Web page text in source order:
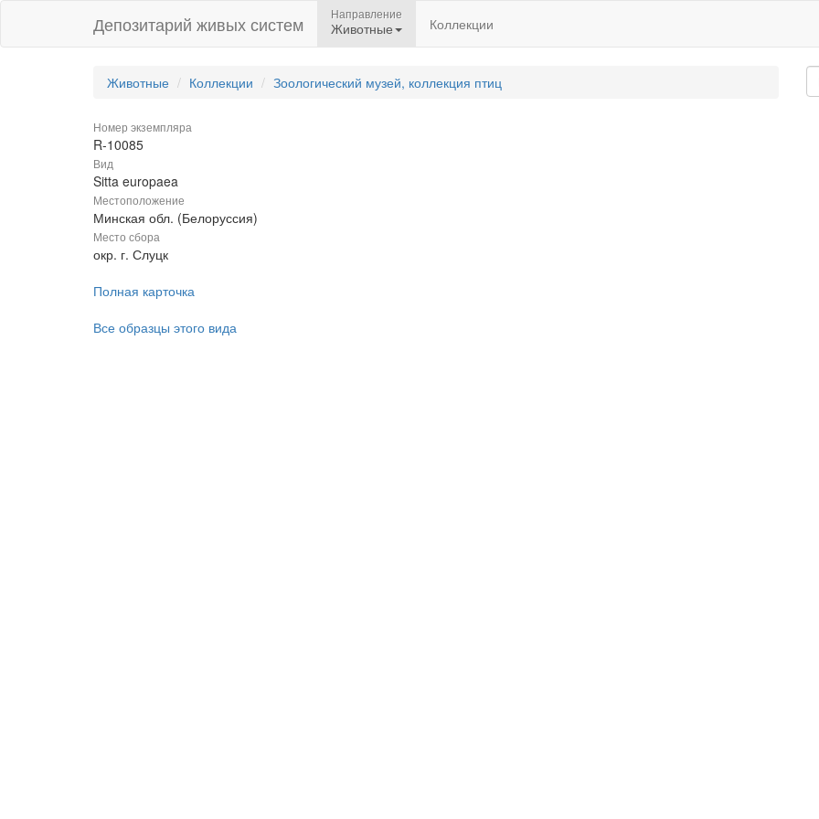
Депозитарий живых систем Направление
Животные Коллекции
Животные Коллекции Зоологический музей, коллекция птиц
Номер экземпляра
R-10085
Вид
Sitta europaea
Местоположение
Минская обл. (Белоруссия)
Место сбора
окр. г. Слуцк
Полная карточка
Все образцы этого вида